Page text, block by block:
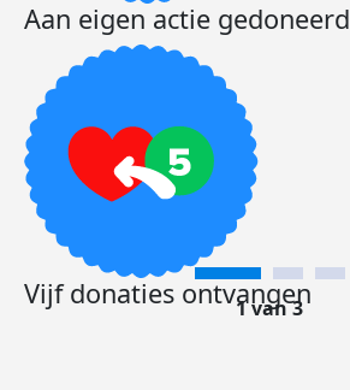
Aan eigen actie gedoneerd
Vijf donaties ontvangen
1 van 3